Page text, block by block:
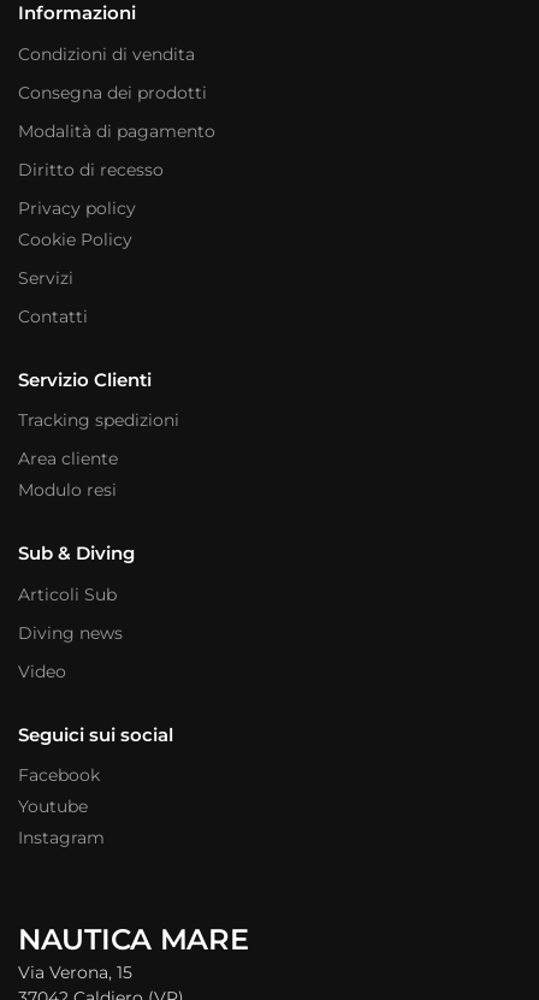
Informazioni
Condizioni di vendita
Consegna dei prodotti
Modalità di pagamento
Diritto di recesso
Privacy policy
Cookie Policy
Servizi
Contatti
Servizio Clienti
Tracking spedizioni
Area cliente
Modulo resi
Sub & Diving
Articoli Sub
Diving news
Video
Seguici sui social
Facebook
Youtube
Instagram
NAUTICA MARE
Via Verona, 15